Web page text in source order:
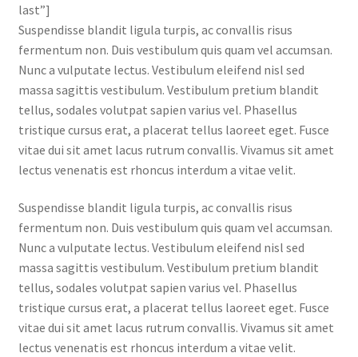
last”]
Suspendisse blandit ligula turpis, ac convallis risus
fermentum non. Duis vestibulum quis quam vel accumsan.
Nunc a vulputate lectus. Vestibulum eleifend nisl sed
massa sagittis vestibulum. Vestibulum pretium blandit
tellus, sodales volutpat sapien varius vel. Phasellus
tristique cursus erat, a placerat tellus laoreet eget. Fusce
vitae dui sit amet lacus rutrum convallis. Vivamus sit amet
lectus venenatis est rhoncus interdum a vitae velit.
Suspendisse blandit ligula turpis, ac convallis risus
fermentum non. Duis vestibulum quis quam vel accumsan.
Nunc a vulputate lectus. Vestibulum eleifend nisl sed
massa sagittis vestibulum. Vestibulum pretium blandit
tellus, sodales volutpat sapien varius vel. Phasellus
tristique cursus erat, a placerat tellus laoreet eget. Fusce
vitae dui sit amet lacus rutrum convallis. Vivamus sit amet
lectus venenatis est rhoncus interdum a vitae velit.